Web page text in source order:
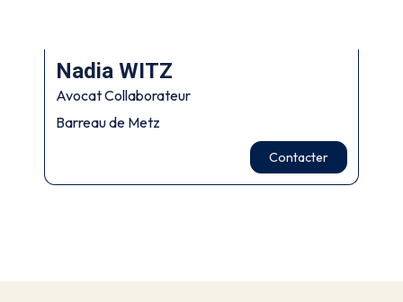
Nadia WITZ
Avocat Collaborateur
Barreau de Metz
Contacter